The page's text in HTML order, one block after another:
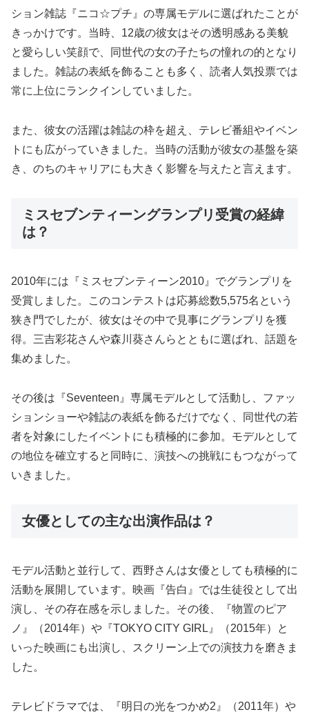
ション雑誌『ニコ☆プチ』の専属モデルに選ばれたことが
きっかけです。当時、12歳の彼女はその透明感ある美貌
と愛らしい笑顔で、同世代の女の子たちの憧れの的となり
ました。雑誌の表紙を飾ることも多く、読者人気投票では
常に上位にランクインしていました。
また、彼女の活躍は雑誌の枠を超え、テレビ番組やイベン
トにも広がっていきました。当時の活動が彼女の基盤を築
き、のちのキャリアにも大きく影響を与えたと言えます。
ミスセブンティーングランプリ受賞の経緯
は？
2010年には『ミスセブンティーン2010』でグランプリを
受賞しました。このコンテストは応募総数5,575名という
狭き門でしたが、彼女はその中で見事にグランプリを獲
得。三吉彩花さんや森川葵さんらとともに選ばれ、話題を
集めました。
その後は『Seventeen』専属モデルとして活動し、ファッ
ションショーや雑誌の表紙を飾るだけでなく、同世代の若
者を対象にしたイベントにも積極的に参加。モデルとして
の地位を確立すると同時に、演技への挑戦にもつながって
いきました。
女優としての主な出演作品は？
モデル活動と並行して、西野さんは女優としても積極的に
活動を展開しています。映画『告白』では生徒役として出
演し、その存在感を示しました。その後、『物置のピア
ノ』（2014年）や『TOKYO CITY GIRL』（2015年）と
いった映画にも出演し、スクリーン上での演技力を磨きま
した。
テレビドラマでは、『明日の光をつかめ2』（2011年）や